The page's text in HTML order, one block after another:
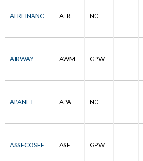
AERFINANC AER NC
AIRWAY AWM GPW
APANET APA NC
ASSECOSEE ASE GPW